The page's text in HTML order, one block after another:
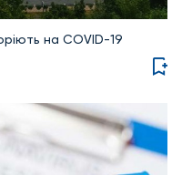
на COVID-19